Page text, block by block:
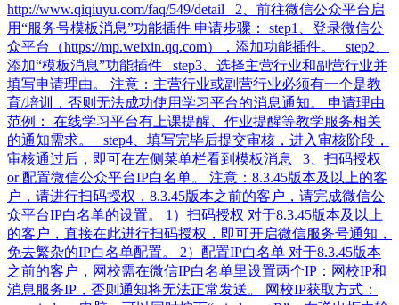
http://www.qiqiuyu.com/faq/549/detail 2、前往微信公众平台启
用“服务号模板消息”功能插件 申请步骤： step1、登录微信公
众平台（https://mp.weixin.qq.com），添加功能插件。 step2、
添加“模板消息”功能插件 step3、选择主营行业和副营行业并
填写申请理由。 注意：主营行业或副营行业必须有一个是教
育/培训，否则无法成功使用学习平台的消息通知。 申请理由
范例： 在线学习平台有上课提醒、作业提醒等教学服务相关
的通知需求。 step4、填写完毕后提交审核，进入审核阶段，
审核通过后，即可在左侧菜单栏看到模板消息 3、扫码授权
or 配置微信公众平台IP白名单。 注意：8.3.45版本及以上的客
户，请进行扫码授权，8.3.45版本之前的客户，请完成微信公
众平台IP白名单的设置。 1）扫码授权 对于8.3.45版本及以上
的客户，直接在此进行扫码授权，即可开启微信服务号通知，
免去繁杂的IP白名单配置。 2）配置IP白名单 对于8.3.45版本
之前的客户，网校需在微信IP白名单里设置两个IP：网校IP和
消息服务IP，否则通知将无法正常发送。 网校IP获取方式：